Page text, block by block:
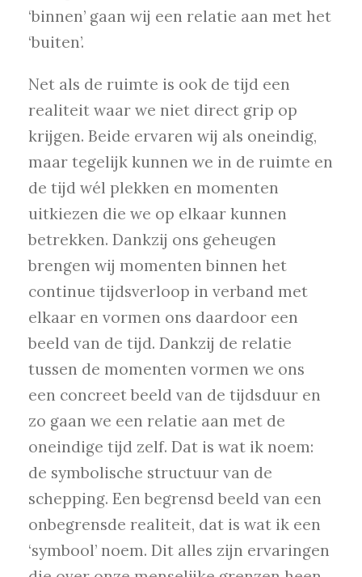
‘binnen’ gaan wij een relatie aan met het
‘buiten’.
Net als de ruimte is ook de tijd een
realiteit waar we niet direct grip op
krijgen. Beide ervaren wij als oneindig,
maar tegelijk kunnen we in de ruimte en
de tijd wél plekken en momenten
uitkiezen die we op elkaar kunnen
betrekken. Dankzij ons geheugen
brengen wij momenten binnen het
continue tijdsverloop in verband met
elkaar en vormen ons daardoor een
beeld van de tijd. Dankzij de relatie
tussen de momenten vormen we ons
een concreet beeld van de tijdsduur en
zo gaan we een relatie aan met de
oneindige tijd zelf. Dat is wat ik noem:
de symbolische structuur van de
schepping. Een begrensd beeld van een
onbegrensde realiteit, dat is wat ik een
‘symbool’ noem. Dit alles zijn ervaringen